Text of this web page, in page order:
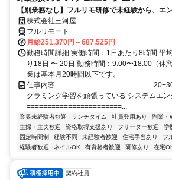
【別業務なし】フルリモ研修で未経験から、エ
株式会社三河屋
フルリモート
月給251,370円～687,525円
勤務時間詳細 実働時間：1日あたり8時間 平
り18日 〜 20日 勤務時間：9:00〜18:00（休
業は基本月20時間以下です。
仕事内容 =======================
グラミング学習を頑張っている システムエン
=======================...
業界未経験者歓迎 ランチタイム 社員登用あり
副業・
主婦・主夫歓迎
資格取得支援あり フリーター歓迎 学
固定時間制
経験不問 未経験者歓迎 住宅手当あり フ
経験者歓迎
ネイルOK 有資格者歓迎 研修あり 在宅
契約社員